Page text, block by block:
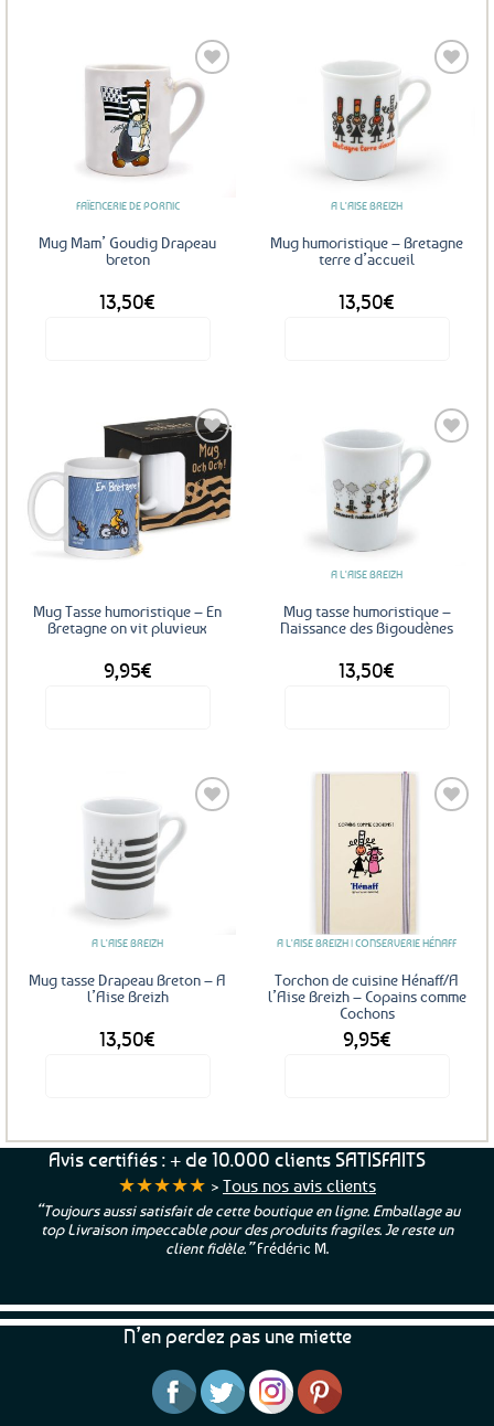
Ajouter
FAÏENCERIE DE PORNIC
Mug Mam’ Goudig Drapeau
breton
13,50€
A L'AISE BREIZH
Mug humoristique – Bretagne
terre d’accueil
13,50€
Ajouter
aux
favoris
Mug Tasse humoristique – En
Bretagne on vit pluvieux
9,95€
A L'AISE BREIZH
Mug tasse humoristique –
Naissance des Bigoudènes
13,50€
A L'AISE BREIZH
Mug tasse Drapeau Breton – A
l’Aise Breizh
13,50€
A L'AISE BREIZH | CONSERVERIE HÉNAFF
Torchon de cuisine Hénaff/A
l’Aise Breizh – Copains comme
Cochons
9,95€
Avis certifiés : + de 10.000 clients SATISFAITS
★★★★★ > Tous nos avis clients
“Toujours aussi satisfait de cette boutique en ligne. Emballage au
top Livraison impeccable pour des produits fragiles. Je reste un
client fidèle.”Frédéric M.
N’en perdez pas une miette